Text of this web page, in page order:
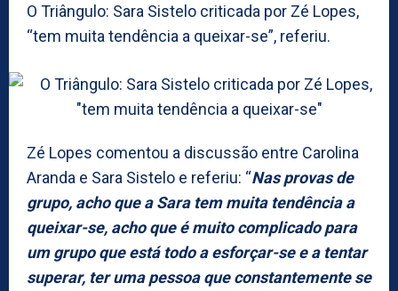
O Triângulo: Sara Sistelo criticada por Zé Lopes,
“tem muita tendência a queixar-se”, referiu.
Zé Lopes comentou a discussão entre Carolina
Aranda e Sara Sistelo e referiu: “Nas provas de
grupo, acho que a Sara tem muita tendência a
queixar-se, acho que é muito complicado para
um grupo que está todo a esforçar-se e a tentar
superar, ter uma pessoa que constantemente se